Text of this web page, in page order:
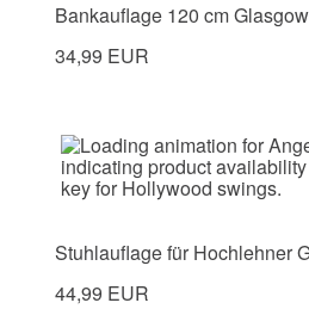
Bankauflage 120 cm
34,99 EUR
Stuhlauflage für Hochlehner
44,99 EUR